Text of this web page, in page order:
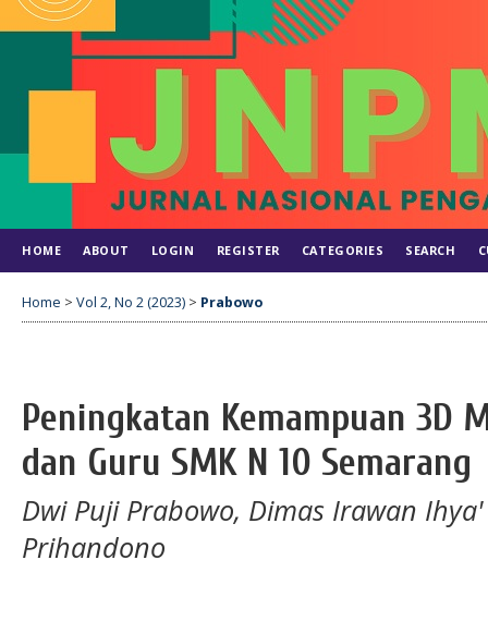
HOME ABOUT LOGIN REGISTER CATEGORIES SEARCH
Home > Vol 2, No 2 (2023) > Prabowo
Peningkatan Kemampuan 3D
dan Guru SMK N 10 Semarang
Dwi Puji Prabowo, Dimas Irawan
Prihandono